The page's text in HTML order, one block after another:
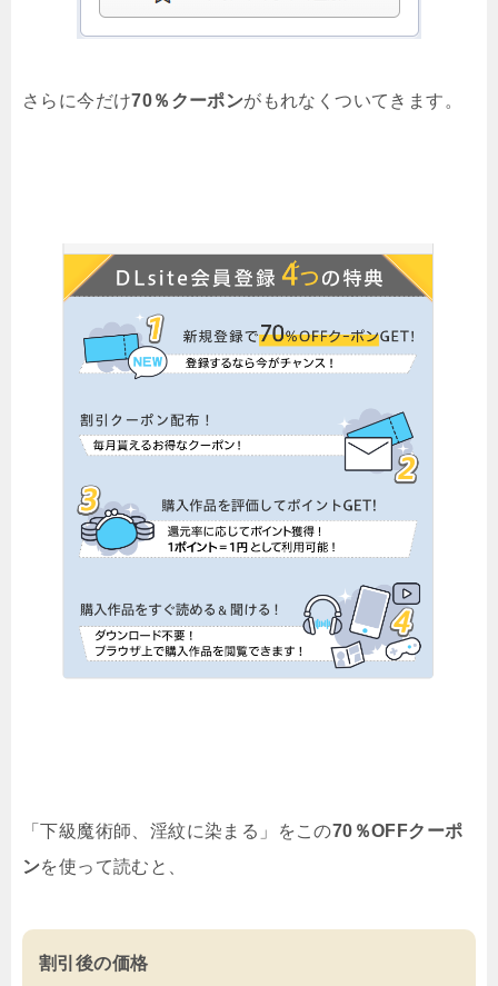
さらに今だけ70％クーポンがもれなくついてきます。
「下級魔術師、淫紋に染まる 」をこの70％OFFクーポ
ンを使って読むと、
割引後の価格